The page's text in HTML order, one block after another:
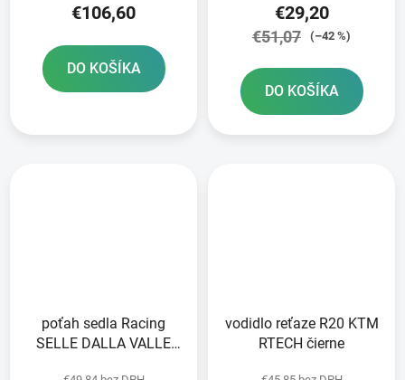
€106,60
DO KOŠÍKA
€29,20
€51,07 (–42 %)
DO KOŠÍKA
poťah sedla Racing
SELLE DALLA VALLE
vodidlo reťaze R20 KTM
RTECH čierne